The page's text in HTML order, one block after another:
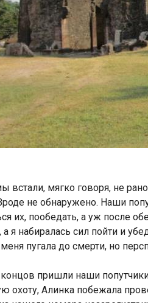
встали, мягко говоря, не
не обнаружено. Наши
их, пообедать, а уж после
я набиралась сил пойти и
пугала до смерти, но
пришли наши
охоту, Алинка побежала